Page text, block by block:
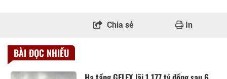
Chia sẻ In
BÀI ĐỌC NHIỀU